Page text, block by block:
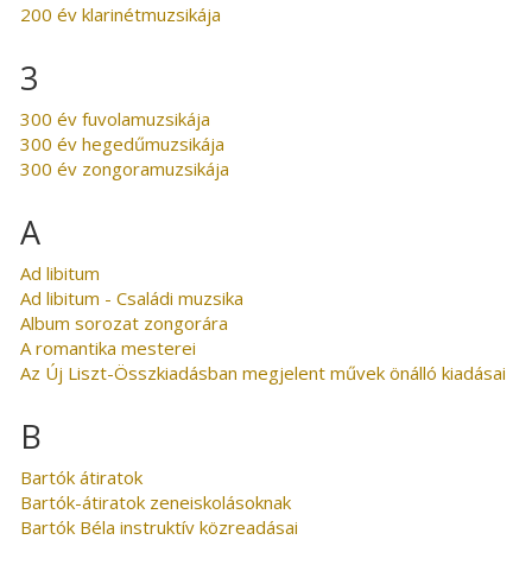
200 év klarinétmuzsikája
3
300 év fuvolamuzsikája
300 év hegedűmuzsikája
300 év zongoramuzsikája
A
Ad libitum
Ad libitum - Családi muzsika
Album sorozat zongorára
A romantika mesterei
Az Új Liszt-Összkiadásban megjelent művek önálló kiadásai
B
Bartók átiratok
Bartók-átiratok zeneiskolásoknak
Bartók Béla instruktív közreadásai